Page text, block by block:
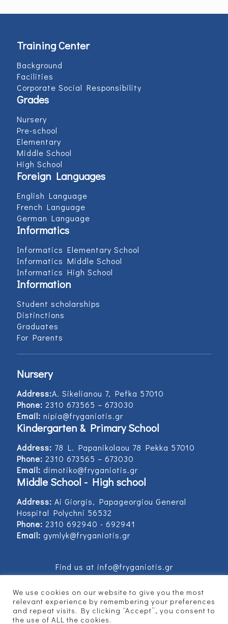
Training Center
Background
Facilities
Corporate Social Responsibility
Grades
Nursery
Pre-school
Elementary
Middle School
High School
Foreign Languages
English Language
French Language
German Language
Informatics
Informatics Elementary School
Informatics Middle School
Informatics High School
Information
Student scholarships
Distinctions
Graduates
For Parents
Nursery
Address:Α. Sikelianou 7, Pefka 57010
Phone: 2310 673565 – 673030
Email: nipia@fryganiotis.gr
Kindergarten & Primary School
Address: 78 L. Papanikolaou 78 Pekka 57010
Phone: 2310 673565 – 673030
Email: dimotiko@fryganiotis.gr
Middle School - High school
Address: Ai Giorgis, Papageorgiou General
Hospital Polychni 56532
Phone: 2310 692940 - 692941
Email: gymlyk@fryganiotis.gr
Find us at info@fryganiotis.gr
© 2017 Εκπαιδευτήρια Φρυγανιώτη - Developed
We use cookies on our website to give you the most
relevant experience by remembering your preferences
and repeat visits. By clicking “Accept”, you consent to
the use of ALL the cookies.